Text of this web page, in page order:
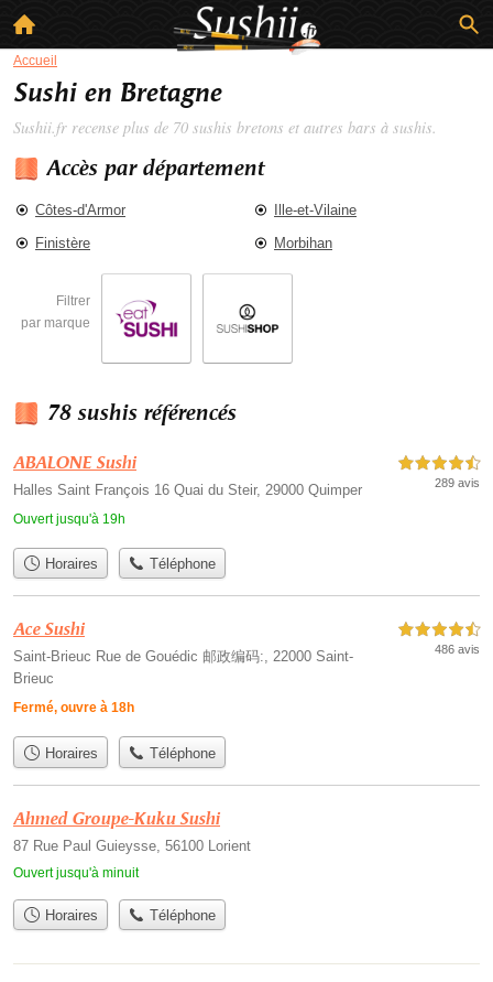
Accueil
Sushi en Bretagne
Sushii.fr recense plus de 70 sushis bretons et autres bars à sushis.
Accès par département
Côtes-d'Armor
Finistère
Ille-et-Vilaine
Morbihan
Filtrer
par marque
78 sushis référencés
ABALONE Sushi
Halles Saint François 16 Quai du Steir, 29000 Quimper
Ouvert jusqu'à 19h
4,5 étoiles sur 5
289 avis
Horaires Téléphone
Ace Sushi
Saint-Brieuc Rue de Gouédic 邮政编码:, 22000 Saint-
Brieuc
Fermé, ouvre à 18h
4,5 étoiles sur 5
486 avis
Horaires Téléphone
Ahmed Groupe-Kuku Sushi
87 Rue Paul Guieysse, 56100 Lorient
Ouvert jusqu'à minuit
Horaires Téléphone